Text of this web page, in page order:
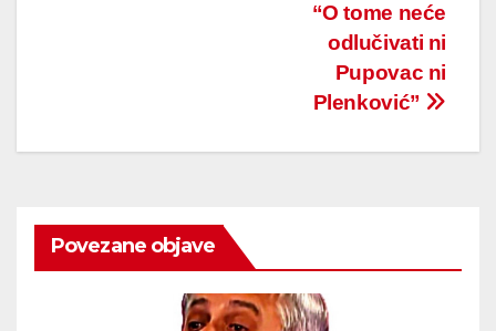
“O tome neće
odlučivati ni
Pupovac ni
Plenković”
Povezane objave